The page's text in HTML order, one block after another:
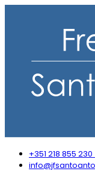
+351 218 855